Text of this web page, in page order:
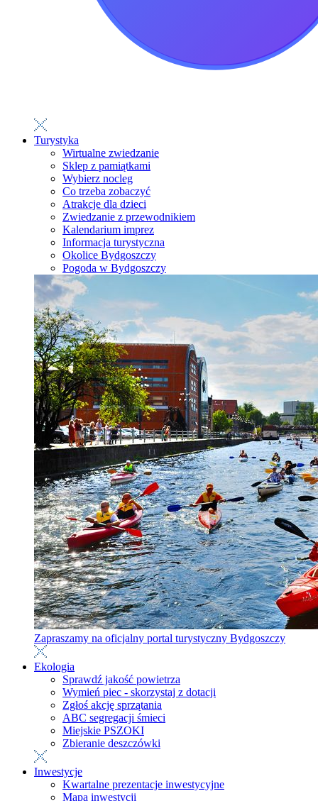
Turystyka
Wirtualne zwiedzanie
Sklep z pamiątkami
Wybierz nocleg
Co trzeba zobaczyć
Atrakcje dla dzieci
Zwiedzanie z przewodnikiem
Kalendarium imprez
Informacja turystyczna
Okolice Bydgoszczy
Pogoda w Bydgoszczy
Zapraszamy na oficjalny portal turystyczny Bydgoszczy
Ekologia
Sprawdź jakość powietrza
Wymień piec - skorzystaj z dotacji
Zgłoś akcję sprzątania
ABC segregacji śmieci
Miejskie PSZOKI
Zbieranie deszczówki
Inwestycje
Kwartalne prezentacje inwestycyjne
Mapa inwestycji